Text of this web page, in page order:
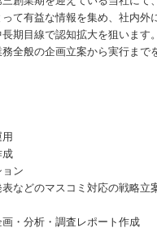
て有益な情報を集め、社内外
期目線で認知拡大を狙います
全般の企画立案から実行まで
成
ョン
表などのマスコミ対応の戦略立
画・分析・調査レポート作成